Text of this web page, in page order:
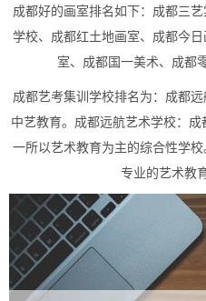
成都好的画室排名如下：成都三
学校、成都红土地画室、成都今
室、成都国一美术、成都
成都艺考集训学校排名为：成都
中艺教育。成都远航艺术学校：
一所以艺术教育为主的综合性学
专业的艺术教